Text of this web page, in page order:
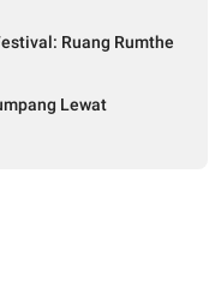
Ruang Rumthe
Lewat